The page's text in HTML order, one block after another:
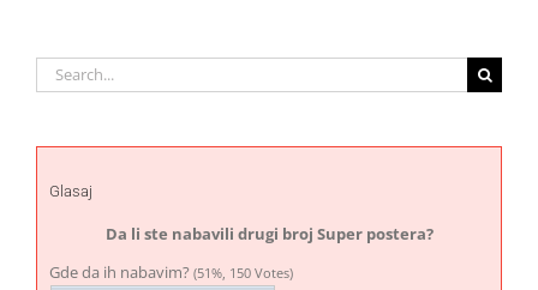
Search
for:
Glasaj
Da li ste nabavili drugi broj Super postera?
Gde da ih nabavim? (51%, 150 Votes)